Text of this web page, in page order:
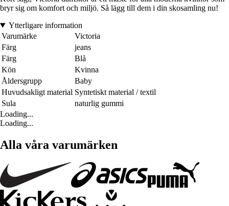
bryr sig om komfort och miljö. Så lägg till dem i din skosamling nu!
Ytterligare information
Varumärke
Victoria
Färg
jeans
Färg
Blå
Kön
Kvinna
Åldersgrupp
Baby
Huvudsakligt material Syntetiskt material / textil
Sula
naturlig gummi
Loading...
Loading...
Alla våra varumärken